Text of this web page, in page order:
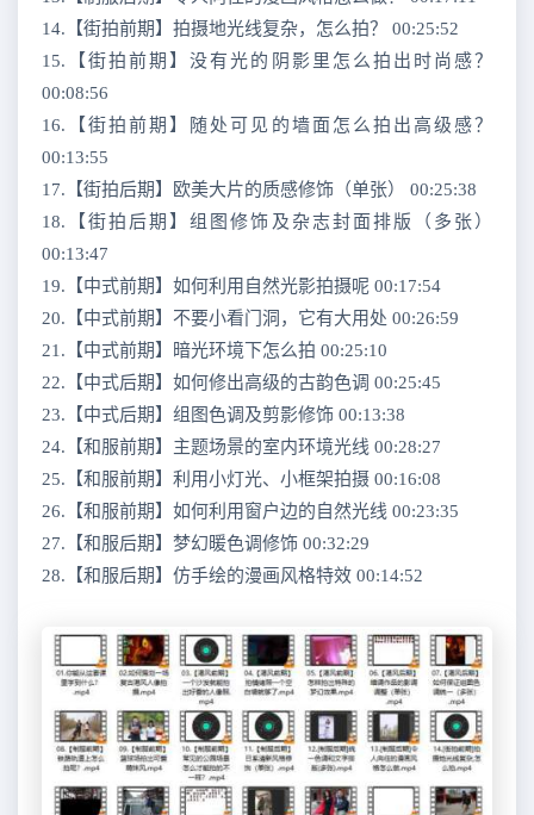
14.【街拍前期】拍摄地光线复杂，怎么拍？ 00:25:52
15.【街拍前期】没有光的阴影里怎么拍出时尚感？
00:08:56
16.【街拍前期】随处可见的墙面怎么拍出高级感？
00:13:55
17.【街拍后期】欧美大片的质感修饰（单张） 00:25:38
18.【街拍后期】组图修饰及杂志封面排版（多张）
00:13:47
19.【中式前期】如何利用自然光影拍摄呢 00:17:54
20.【中式前期】不要小看门洞，它有大用处 00:26:59
21.【中式前期】暗光环境下怎么拍 00:25:10
22.【中式后期】如何修出高级的古韵色调 00:25:45
23.【中式后期】组图色调及剪影修饰 00:13:38
24.【和服前期】主题场景的室内环境光线 00:28:27
25.【和服前期】利用小灯光、小框架拍摄 00:16:08
26.【和服前期】如何利用窗户边的自然光线 00:23:35
27.【和服后期】梦幻暖色调修饰 00:32:29
28.【和服后期】仿手绘的漫画风格特效 00:14:52